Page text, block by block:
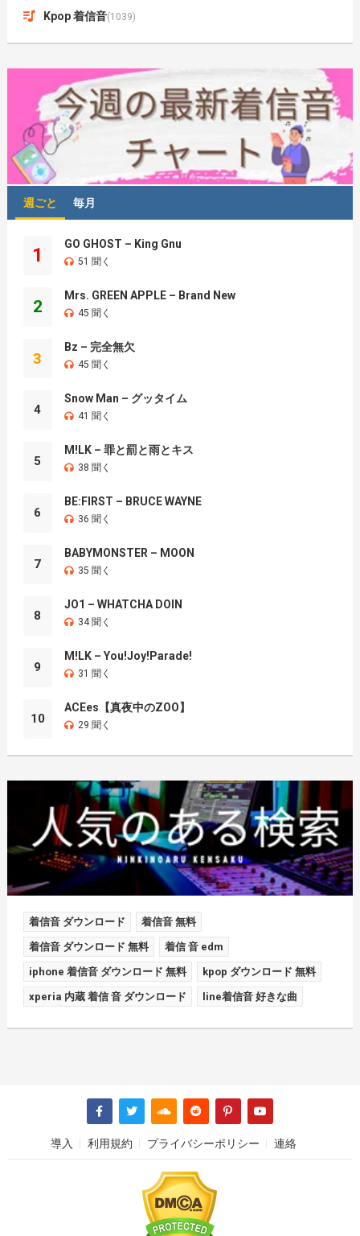
Kpop 着信音(1039)
週ごと 毎月
1
GO GHOST – King Gnu
51 聞く
2
Mrs. GREEN APPLE – Brand New
45 聞く
3
Bz – 完全無欠
45 聞く
4
Snow Man – グッタイム
41 聞く
5
M!LK – 罪と罰と雨とキス
38 聞く
6
BE:FIRST – BRUCE WAYNE
36 聞く
7
BABYMONSTER – MOON
35 聞く
8
JO1 – WHATCHA DOIN
34 聞く
9
M!LK – You!Joy!Parade!
31 聞く
10
ACEes【真夜中のZOO】
29 聞く
着信音 ダウンロード 着信音 無料
着信音 ダウンロード 無料 着信 音 edm
iphone 着信音 ダウンロード 無料 kpop ダウンロード 無料
xperia 内蔵 着信 音 ダウンロード line着信音 好きな曲
導入 利用規約 プライバシーポリシー 連絡